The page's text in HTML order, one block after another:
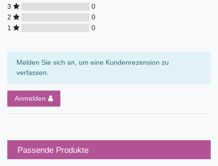
3
0
2
0
1
0
Melden Sie sich an, um eine Kundenrezension zu
verfassen.
Anmelden
Passende Produkte